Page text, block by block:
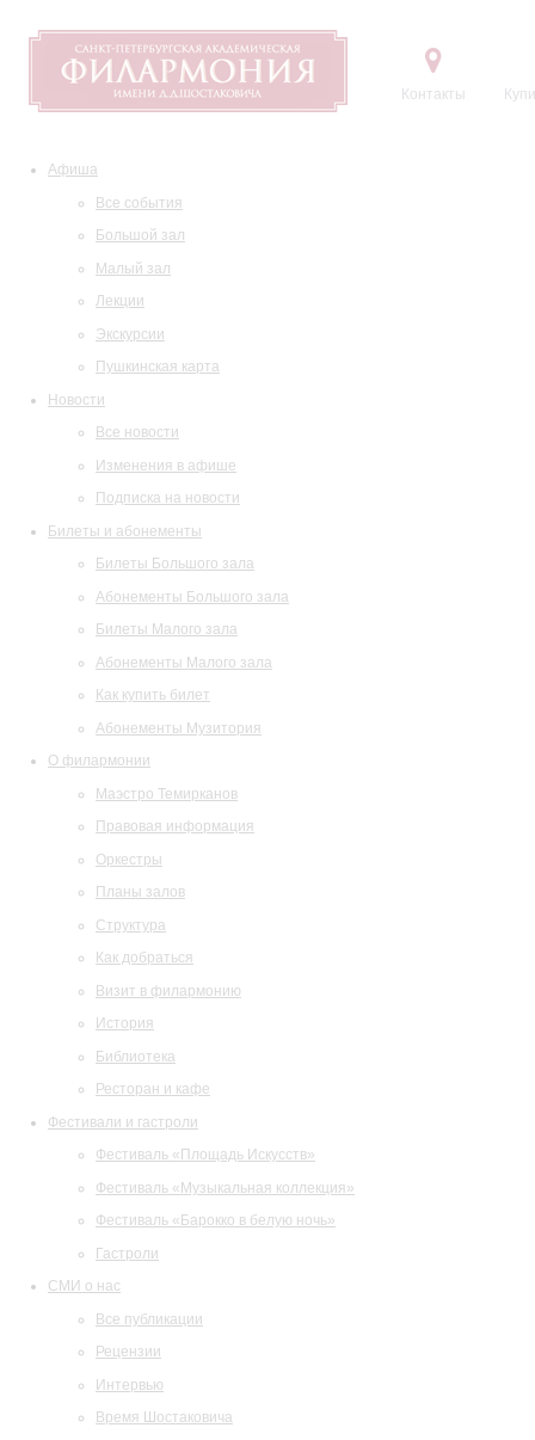
Контакты
Афиша
Все события
Большой зал
Малый зал
Лекции
Экскурсии
Пушкинская карта
Новости
Все новости
Изменения в афише
Подписка на новости
Билеты и абонементы
Билеты Большого зала
Абонементы Большого зала
Билеты Малого зала
Абонементы Малого зала
Как купить билет
Абонементы Музитория
О филармонии
Маэстро Темирканов
Правовая информация
Оркестры
Планы залов
Структура
Как добраться
Визит в филармонию
История
Библиотека
Ресторан и кафе
Фестивали и гастроли
Фестиваль «Площадь Искусств»
Фестиваль «Музыкальная коллекция»
Фестиваль «Барокко в белую ночь»
Гастроли
СМИ о нас
Все публикации
Рецензии
Интервью
Время Шостаковича